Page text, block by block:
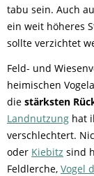
tabu sein. Auch
ein weit höheres
sollte verzichtet
Feld- und
heimischen
die stärksten
Landnutzung hat
verschlechtert.
oder Kiebitz sind
Feldlerche, Vogel